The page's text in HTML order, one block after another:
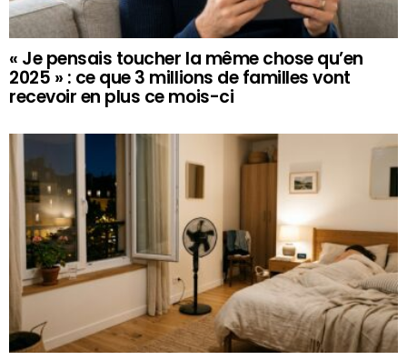
« Je pensais toucher la même chose qu’en
2025 » : ce que 3 millions de familles vont
recevoir en plus ce mois-ci